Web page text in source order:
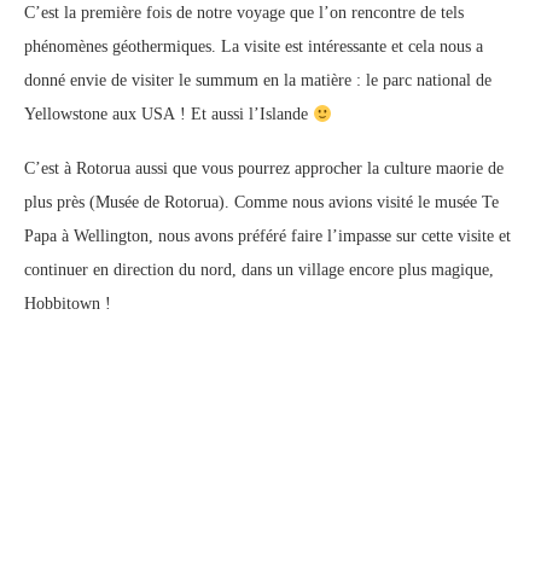
C’est la première fois de notre voyage que l’on rencontre de tels
phénomènes géothermiques. La visite est intéressante et cela nous a
donné envie de visiter le summum en la matière : le parc national de
Yellowstone aux USA ! Et aussi l’Islande
C’est à Rotorua aussi que vous pourrez approcher la culture maorie de
plus près (Musée de Rotorua). Comme nous avions visité le musée Te
Papa à Wellington, nous avons préféré faire l’impasse sur cette visite et
continuer en direction du nord, dans un village encore plus magique,
Hobbitown !